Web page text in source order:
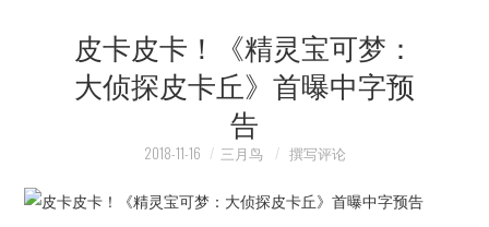
皮卡皮卡！《精灵宝可梦：
大侦探皮卡丘》首曝中字预
告
2018-11-16 三月鸟 撰写评论